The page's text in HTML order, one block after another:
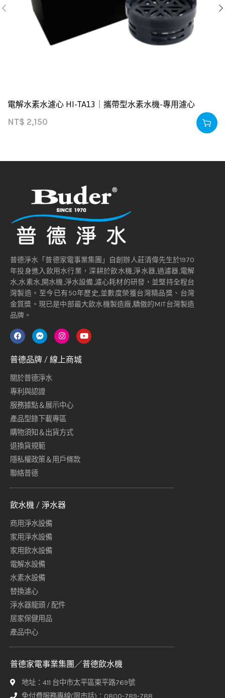
電解水素水濾心 HI-TA13｜攜帶型水素水機-專用濾心
NT$ 2,150
普德淨水「普德家電事業集團」自創辦人莊清偉先生於1970
年投身進入飲用水行業，深耕於飲水機,淨水器,過濾器,電解
水,水素水,開水機,淨水設備,濾心耗材的研發，並堅持全程台
灣製造。至今已有50年歷史,並數度榮獲台灣精品獎、台灣
金質獎。現已是中部最大飲水機製造廠,驕傲的MIT台灣製造
品牌。
普德品牌 / 線上商城
關於普德淨水
專利與認證
服務據點＆展示中心
產品型錄下載專區
購物須知＆出貨方式
退換貨規範
隱私權政策＆用戶條款
聯絡普德
飲水機 / 淨水器
商用淨水設備
家用淨水設備
家用飲水設備
電解水設備
水素水設備
替換濾心
淨水器龍頭 / 配件
居家保健用品
產品中心
普德家電事業集團／普德飲水機
地址：411 台中市太平區東平路769號
免付費服務專線(限市話)：0800-789-788